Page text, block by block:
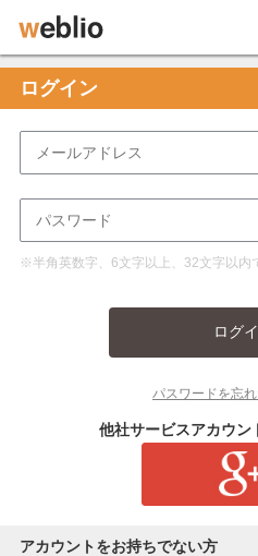
ログイン
※半角英数字、6文字以上、32文字以内
ログ
パスワードを忘
他社サービスアカウン
アカウントをお持ちでない方